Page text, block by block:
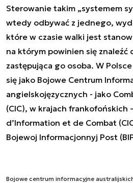
Sterowanie takim „systemem
wtedy odbywać z jednego,
które w czasie walki jest
na którym powinien się znaleźć
zastępująca go osoba. W
się jako Bojowe Centrum
angielskojęzycznych - jako
(CIC), w krajach frankofońskich
d’Information et de Combat
Bojewoj Informacjonnyj Post
Bojowe centrum informacyjne